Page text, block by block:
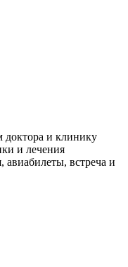
и клинику
и лечения
авиабилеты, встреча и